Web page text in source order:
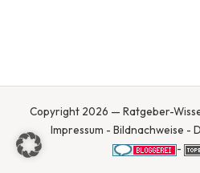
Copyright 2026 — Ratgeber-
Impressum - Bildnachweise -
-